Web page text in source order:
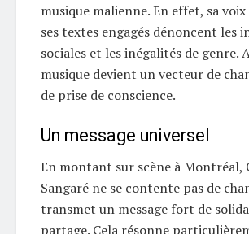
musique malienne. En effet, sa
ses textes engagés dénoncent les
sociales et les inégalités de genre.
musique devient un vecteur de
de prise de conscience.
Un message universel
En montant sur scène à Montréal,
Sangaré ne se contente pas de
transmet un message fort de
partage. Cela résonne